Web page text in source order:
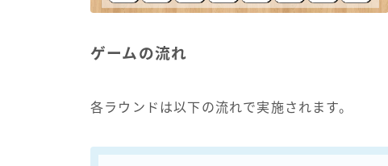
ゲームの流れ
各ラウンドは以下の流れで実施されます。